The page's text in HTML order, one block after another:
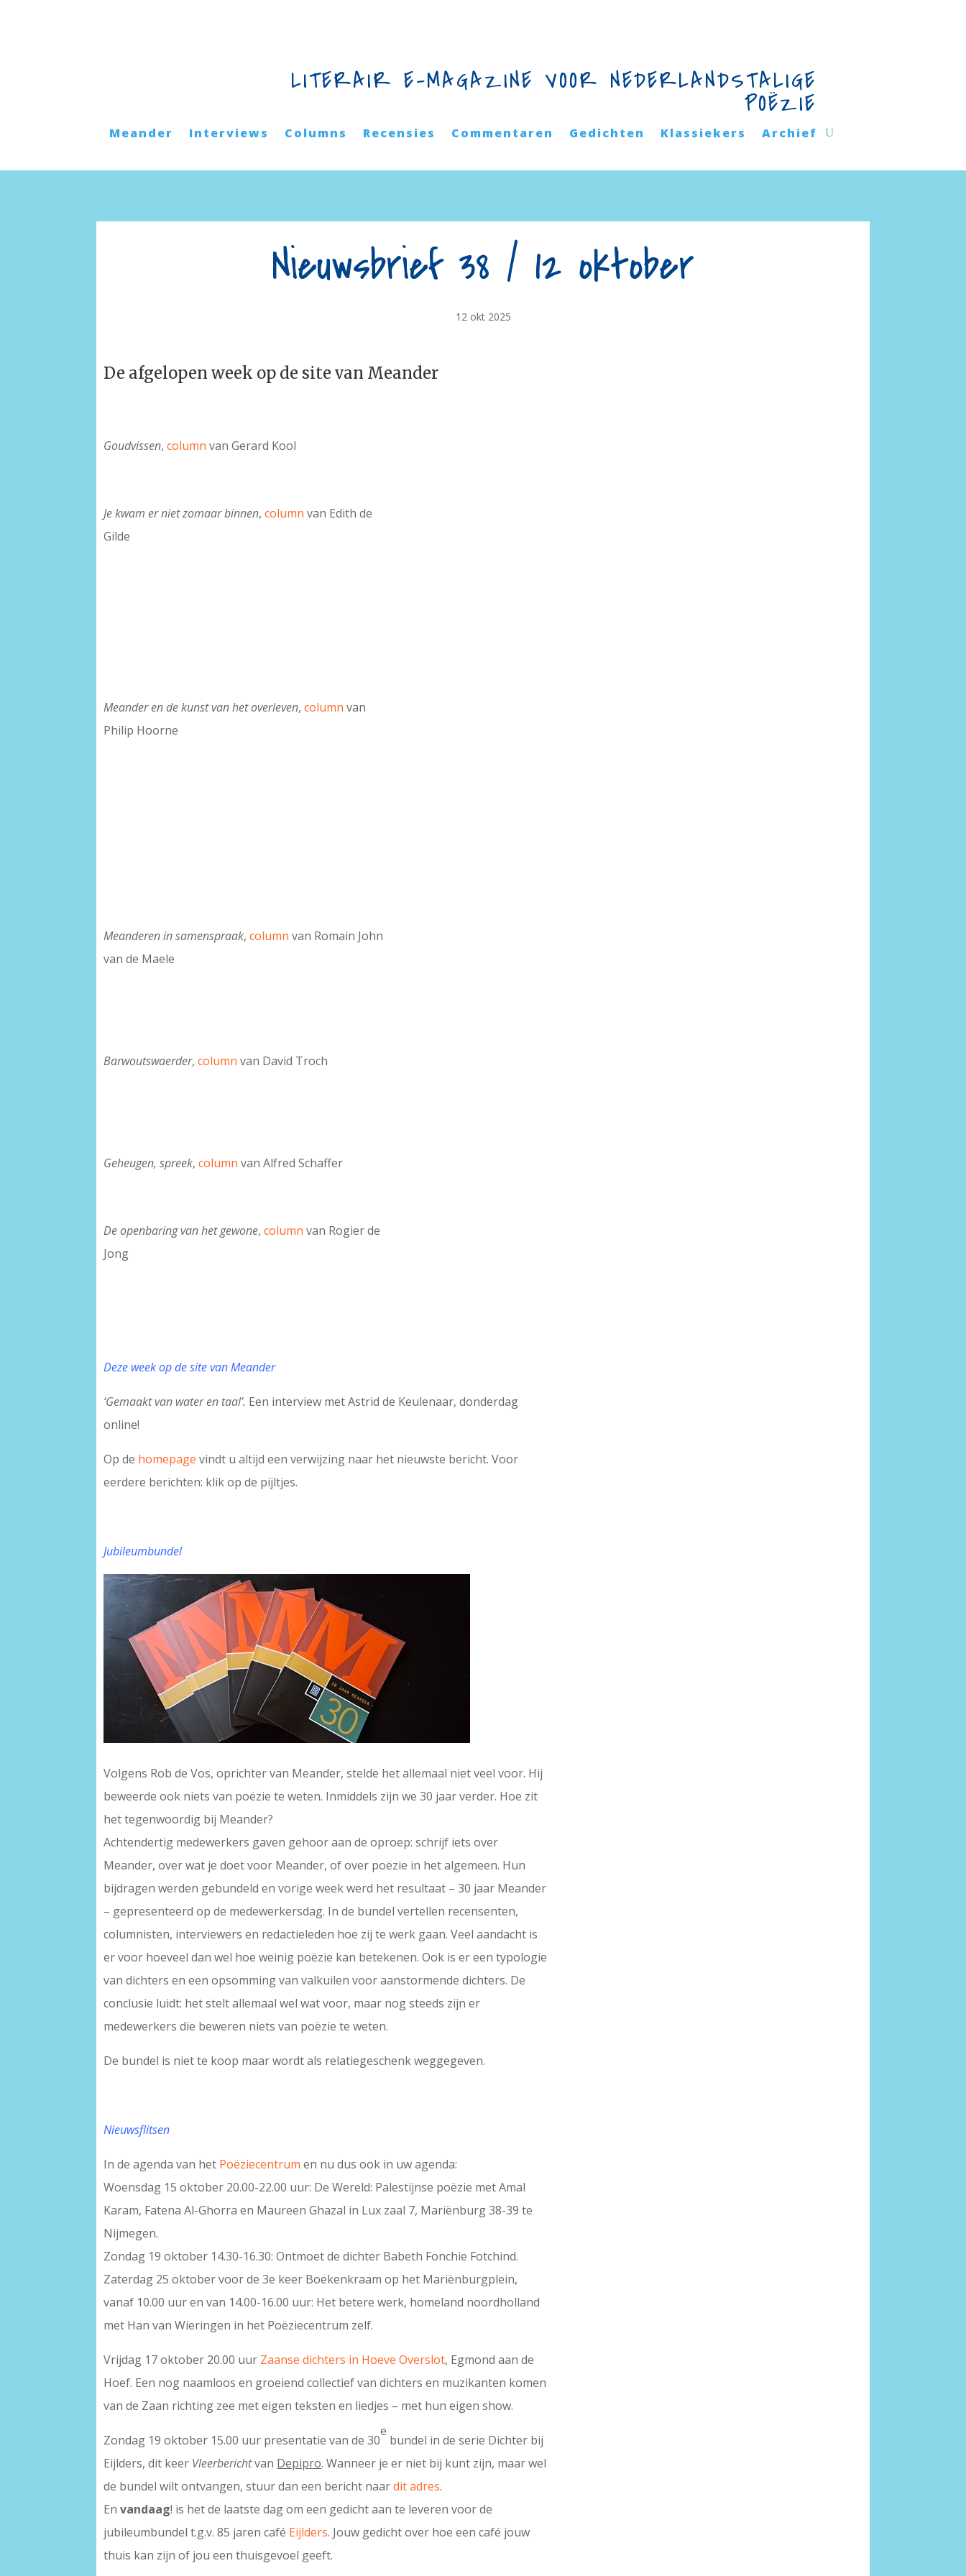
LITERAIR E-MAGAZINE VOOR NEDERLANDSTALIGE
POËZIE
Meander Interviews Columns Recensies Commentaren Gedichten Klassiekers Archief
Nieuwsbrief 38 / 12 oktober
12 okt 2025
De afgelopen week op de site van Meander
Goudvissen,column van Gerard Kool
Je kwam er niet zomaar binnen,column van Edith de
Gilde
Meander en de kunst van het overleven,column van
Philip Hoorne
Meanderen in samenspraak,column van Romain John
van de Maele
Barwoutswaerder,column van David Troch
Geheugen, spreek,column van Alfred Schaffer
De openbaring van het gewone,column van Rogier de
Jong
Deze week op de site van Meander
‘Gemaakt van water en taal’. Een interview met Astrid de Keulenaar, donderdag
online!
Op de homepage vindt u altijd een verwijzing naar het nieuwste bericht. Voor
eerdere berichten: klik op de pijltjes.
Jubileumbundel
Volgens Rob de Vos, oprichter van Meander, stelde het allemaal niet veel voor. Hij
beweerde ook niets van poëzie te weten. Inmiddels zijn we 30 jaar verder. Hoe zit
het tegenwoordig bij Meander?
Achtendertig medewerkers gaven gehoor aan de oproep: schrijf iets over
Meander, over wat je doet voor Meander, of over poëzie in het algemeen. Hun
bijdragen werden gebundeld en vorige week werd het resultaat – 30 jaar Meander
– gepresenteerd op de medewerkersdag. In de bundel vertellen recensenten,
columnisten, interviewers en redactieleden hoe zij te werk gaan. Veel aandacht is
er voor hoeveel dan wel hoe weinig poëzie kan betekenen. Ook is er een typologie
van dichters en een opsomming van valkuilen voor aanstormende dichters. De
conclusie luidt: het stelt allemaal wel wat voor, maar nog steeds zijn er
medewerkers die beweren niets van poëzie te weten.
De bundel is niet te koop maar wordt als relatiegeschenk weggegeven.
Nieuwsflitsen
In de agenda van het Poëziecentrum en nu dus ook in uw agenda:
Woensdag 15 oktober 20.00-22.00 uur: De Wereld: Palestijnse poëzie met Amal
Karam, Fatena Al-Ghorra en Maureen Ghazal in Lux zaal 7, Mariënburg 38-39 te
Nijmegen.
Zondag 19 oktober 14.30-16.30: Ontmoet de dichter Babeth Fonchie Fotchind.
Zaterdag 25 oktober voor de 3e keer Boekenkraam op het Mariënburgplein,
vanaf 10.00 uur en van 14.00-16.00 uur: Het betere werk, homeland noordholland
met Han van Wieringen in het Poëziecentrum zelf.
Vrijdag 17 oktober 20.00 uur Zaanse dichters in Hoeve Overslot, Egmond aan de
Hoef. Een nog naamloos en groeiend collectief van dichters en muzikanten komen
van de Zaan richting zee met eigen teksten en liedjes – met hun eigen show.
Zondag 19 oktober 15.00 uur presentatie van de 30
e
bundel in de serie Dichter bij
Eijlders, dit keer Vleerberichtvan Depipro. Wanneer je er niet bij kunt zijn, maar wel
de bundel wilt ontvangen, stuur dan een bericht naardit adres.
Envandaag! is het de laatste dag om een gedicht aan te leveren voor de
jubileumbundel t.g.v. 85 jaren café Eijlders. Jouw gedicht over hoe een café jouw
thuis kan zijn of jou een thuisgevoel geeft.